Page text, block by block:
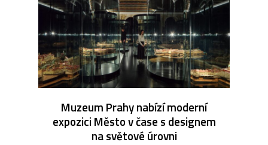
Muzeum Prahy nabízí moderní
expozici Město v čase s designem
na světové úrovni